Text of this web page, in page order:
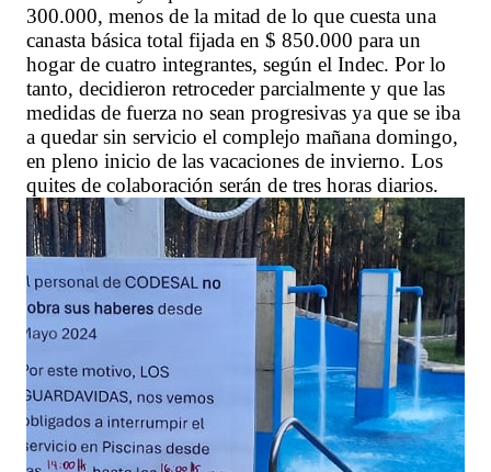
300.000, menos de la mitad de lo que cuesta una
canasta básica total fijada en $ 850.000 para un
hogar de cuatro integrantes, según el Indec. Por lo
tanto, decidieron retroceder parcialmente y que las
medidas de fuerza no sean progresivas ya que se iba
a quedar sin servicio el complejo mañana domingo,
en pleno inicio de las vacaciones de invierno. Los
quites de colaboración serán de tres horas diarios.